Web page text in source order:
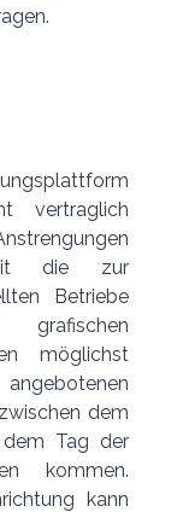
vertraglich
die zur
Betriebe
möglichst
dem
dem Tag der
kommen.
kann